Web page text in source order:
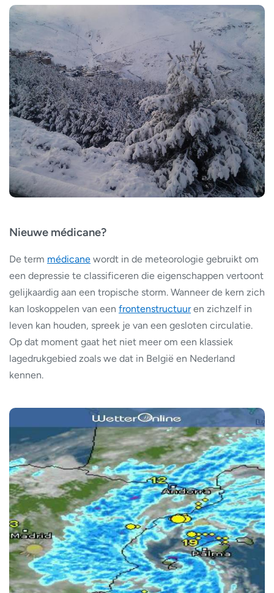
Nieuwe médicane?
De term médicane wordt in de meteorologie gebruikt om
een depressie te classificeren die eigenschappen vertoont
gelijkaardig aan een tropische storm. Wanneer de kern zich
kan loskoppelen van een frontenstructuuren zichzelf in
leven kan houden, spreek je van een gesloten circulatie.
Op dat moment gaat het niet meer om een klassiek
lagedrukgebied zoals we dat in België en Nederland
kennen.